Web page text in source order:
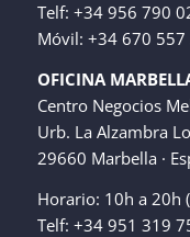
Telf: +34 956 790
Móvil: +34 670
OFICINA
Centro Negocios
Urb. La Alzambra
29660 Marbella ·
Horario: 10h a 20h
Telf: +34 951 319